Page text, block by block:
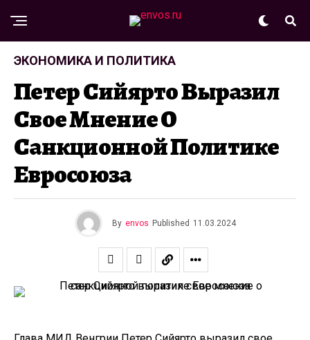
ЭКОНОМИКА И ПОЛИТИКА
Петер Сийярто Выразил
Свое Мнение О
Санкционной Политике
Евросоюза
By envos Published 11.03.2024